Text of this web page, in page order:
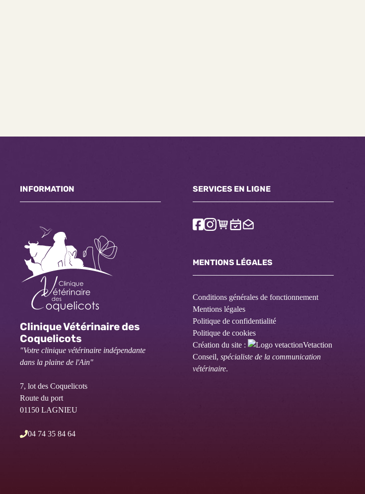
INFORMATION
Clinique Vétérinaire des
Coquelicots
"Votre clinique vétérinaire indépendante
dans la plaine de l'Ain"
7, lot des Coquelicots
Route du port
01150 LAGNIEU
04 74 35 84 64
SERVICES EN LIGNE
MENTIONS LÉGALES
Conditions générales de fonctionnement
Mentions légales
Politique de confidentialité
Politique de cookies
Création du site :
Vetaction
Conseil, spécialiste de la communication
vétérinaire.